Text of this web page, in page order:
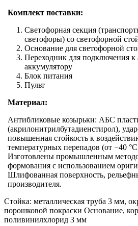
Комплект поставки:
Светофорная секция
светофоры) со светофорной
Основание для светофорной
Переходник для подключения
аккумулятору
Блок питания
Пульт
Материал:
Антибликовые козырьки: АБС
(акрилонитрилбутадиенстирол),
повышенная стойкость к
температурных перепадов (от −40
Изготовлены промышленным
формования с использованием
Шлифованная поверхность,
производителя.
Стойка: металлическая труба 3 мм,
порошковой покраски Основание,
поливинилхлорид 3 мм